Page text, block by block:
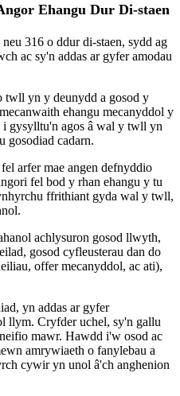
Ehangu Dur Di-staen
316 o ddur di-staen, sydd ag
ac sy'n addas ar gyfer amodau
yn y deunydd a gosod y
ehangu mecanyddol y
gysylltu'n agos â wal y twll yn
gosodiad cadarn.
arfer mae angen defnyddio
fel bod y rhan ehangu y tu
ffrithiant gyda wal y twll,
achlysuron gosod llwyth,
gosod cyfleusterau dan do
offer mecanyddol, ac ati),
yn addas ar gyfer
llym. Cryfder uchel, sy'n gallu
mawr. Hawdd i'w osod ac
amrywiaeth o fanylebau a
cywir yn unol â'ch anghenion